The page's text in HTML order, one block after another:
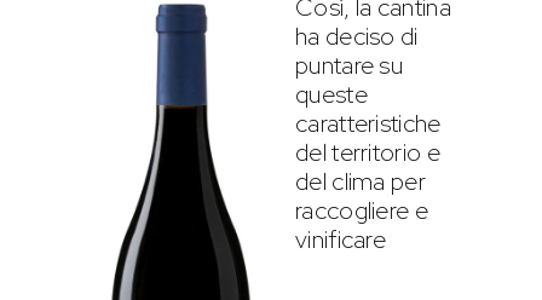
Così, la cantina
ha deciso di
puntare su
queste
caratteristiche
del territorio e
del clima per
raccogliere e
vinificare